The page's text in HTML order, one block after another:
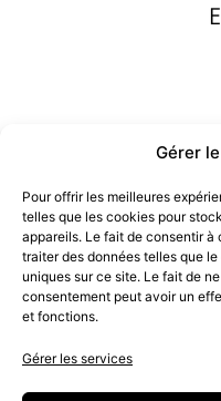
Gérer
Pour offrir les meilleures
telles que les cookies pour
appareils. Le fait de consentir
traiter des données telles que
uniques sur ce site. Le fait de
consentement peut avoir un
et fonctions.
Gérer les services